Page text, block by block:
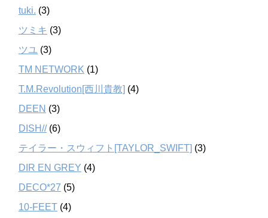
tuki. (3)
ツミキ (3)
ツユ (3)
TM NETWORK (1)
T.M.Revolution[西川貴教] (4)
DEEN (3)
DISH//(6)
テイラー・スウィフト[TAYLOR_SWIFT] (3)
DIR EN GREY (4)
DECO*27 (5)
10-FEET (4)